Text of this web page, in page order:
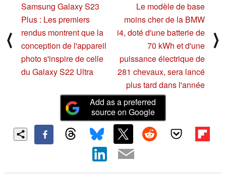
⟨
Samsung Galaxy S23
Plus : Les premiers
rendus montrent que la
conception de l'appareil
photo s'inspire de celle
du Galaxy S22 Ultra
Le modèle de base
moins cher de la BMW
i4, doté d'une batterie de
70 kWh et d'une
puissance électrique de
281 chevaux, sera lancé
plus tard dans l'année
⟩
Add as a preferred
source on Google